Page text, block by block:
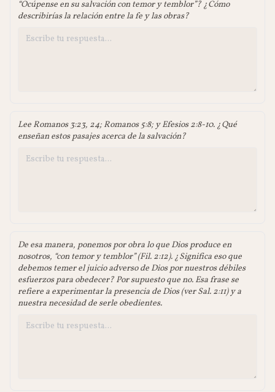
“Ocúpense en su salvación con temor y temblor”? ¿Cómo
describirías la relación entre la fe y las obras?
Lee Romanos 3:23, 24; Romanos 5:8; y Efesios 2:8-10. ¿Qué
enseñan estos pasajes acerca de la salvación?
De esa manera, ponemos por obra lo que Dios produce en
nosotros, “con temor y temblor” (Fil. 2:12). ¿Significa eso que
debemos temer el juicio adverso de Dios por nuestros débiles
esfuerzos para obedecer? Por supuesto que no. Esa frase se
refiere a experimentar la presencia de Dios (ver Sal. 2:11) y a
nuestra necesidad de serle obedientes.